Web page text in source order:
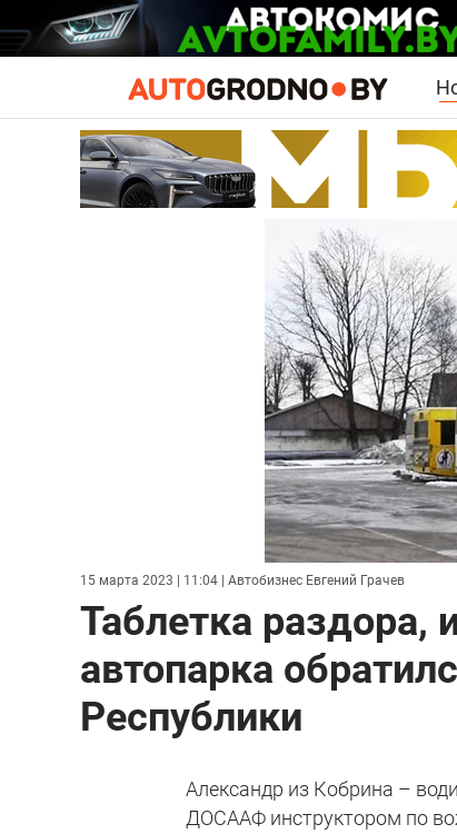
15 марта 2023 | 11:04 | Автобизнес Евгений Грачев
Таблетка раздора,
автопарка
Республики
Александр из Кобрина –
ДОСААФ инструктором по